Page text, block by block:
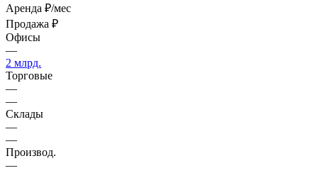
Аренда ₽/мес
Продажа ₽
Офисы
—
2 млрд.
Торговые
—
—
Склады
—
—
Производ.
—